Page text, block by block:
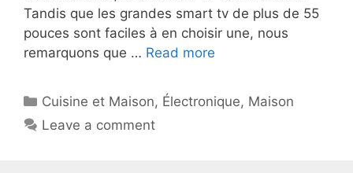
Tandis que les grandes smart tv de plus de 55
pouces sont faciles à en choisir une, nous
remarquons que … Read more
Cuisine et Maison, Électronique, Maison
Leave a comment